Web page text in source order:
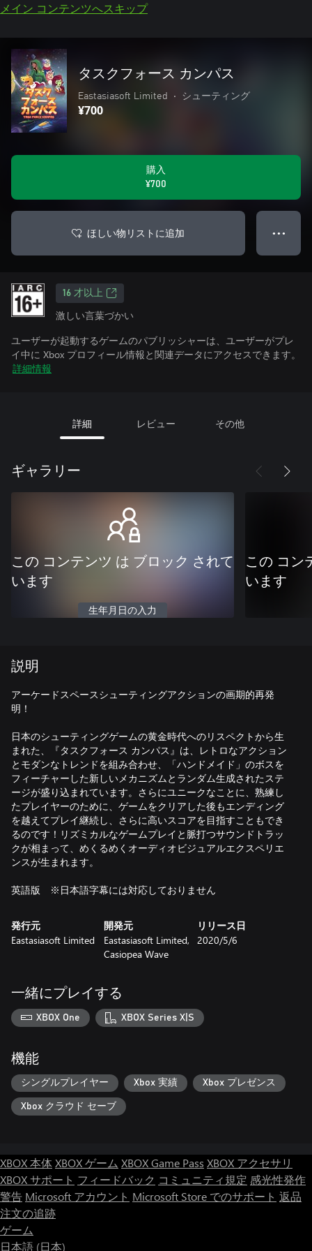
メイン コンテンツへスキップ
タスクフォース カンパス
Eastasiasoft Limited • シューティング
¥700
購入
¥700
ほしい物リストに追加 ● ● ●
16 才以上
激しい言葉づかい
ユーザーが起動するゲームのパブリッシャーは、ユーザーがプレ
イ中に Xbox プロフィール情報と関連データにアクセスできます。
詳細情報
詳細 レビュー その他
ギャラリー
この コンテンツ は ブロック されて
います
生年月日の入力
この コン
います
説明
アーケードスペースシューティングアクションの画期的再発
明！
日本のシューティングゲームの黄金時代へのリスペクトから生
まれた、『タスクフォース カンパス』は、レトロなアクション
とモダンなトレンドを組み合わせ、「ハンドメイド」のボスを
フィーチャーした新しいメカニズムとランダム生成されたステ
ージが盛り込まれています。さらにユニークなことに、熟練し
たプレイヤーのために、ゲームをクリアした後もエンディング
を越えてプレイ継続し、さらに高いスコアを目指すこともでき
るのです！リズミカルなゲームプレイと脈打つサウンドトラッ
クが相まって、めくるめくオーディオビジュアルエクスペリエ
ンスが生まれます。
英語版 ※日本語字幕には対応しておりません
発行元
Eastasiasoft Limited
開発元
Eastasiasoft Limited,
Casiopea Wave
リリース日
2020/5/6
一緒にプレイする
XBOX One XBOX Series X|S
機能
シングルプレイヤー Xbox 実績 Xbox プレゼンス
Xbox クラウド セーブ
XBOX 本体XBOX ゲーム XBOX Game Pass XBOX アクセサリ
XBOX サポート フィードバック コミュニティ規定 感光性発作
警告 Microsoft アカウント Microsoft Store でのサポート 返品
注文の追跡
ゲーム
日本語 (日本)